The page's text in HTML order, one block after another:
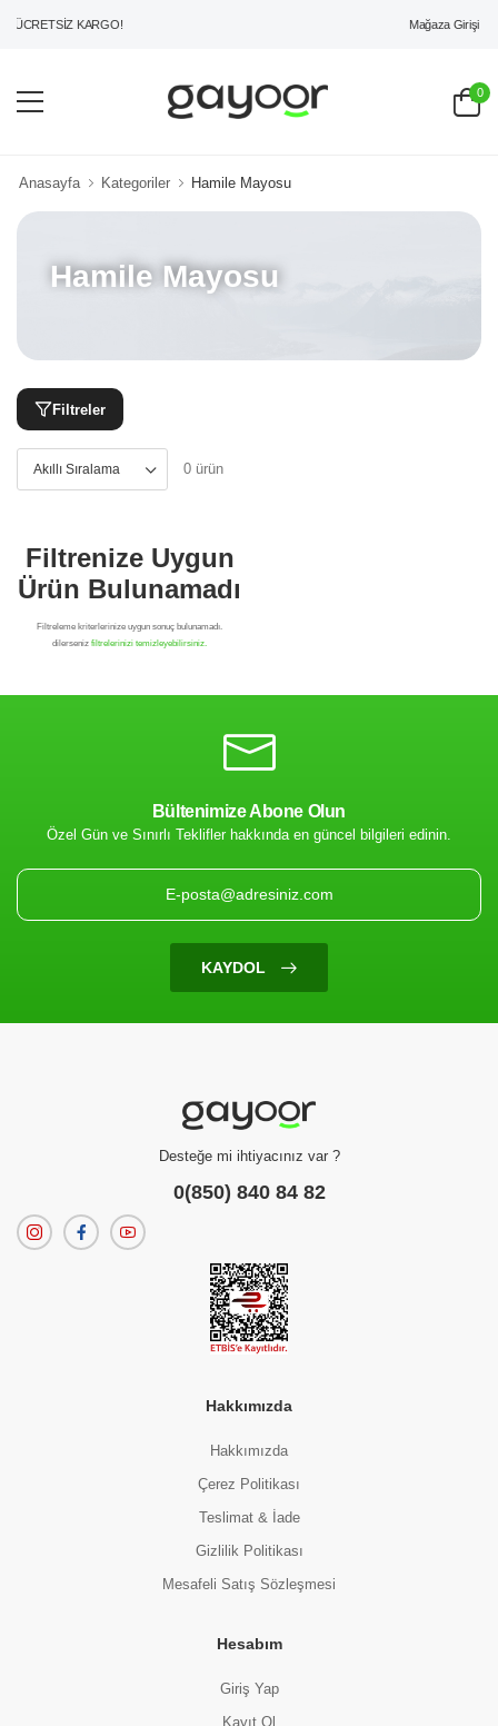
ÜCRETSİZ KARGO! Mağaza Girişi
0
Anasayfa Kategoriler Hamile Mayosu
Hamile Mayosu
Filtreler
0 ürün
Filtrenize Uygun
Ürün Bulunamadı
Bültenimize Abone Olun
Özel Gün ve Sınırlı Teklifler hakkında en güncel bilgileri edinin.
KAYDOL
Desteğe mi ihtiyacınız var ?
0(850) 840 84 82
Hakkımızda
Hakkımızda
Çerez Politikası
Teslimat & İade
Gizlilik Politikası
Mesafeli Satış Sözleşmesi
Hesabım
Giriş Yap
Kayıt Ol